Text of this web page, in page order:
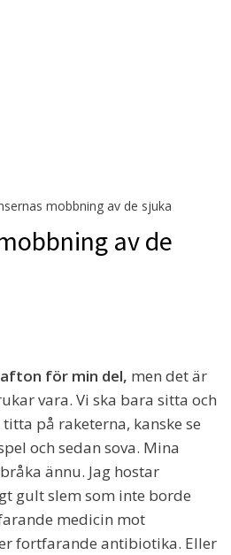
mobbning av de sjuka
av de
för min del, men det är
vara. Vi ska bara sitta och
på raketerna, kanske se
och sedan sova. Mina
ännu. Jag hostar
gult slem som inte borde
medicin mot
fortfarande antibiotika. Eller